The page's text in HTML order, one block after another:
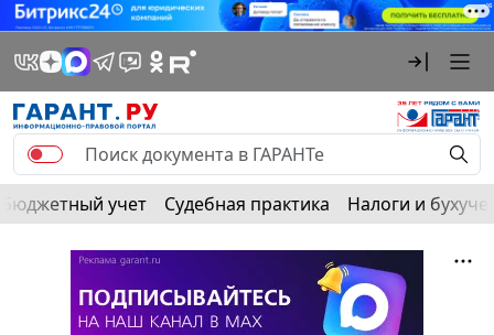
Бюджетный учет Судебная практика Налоги и